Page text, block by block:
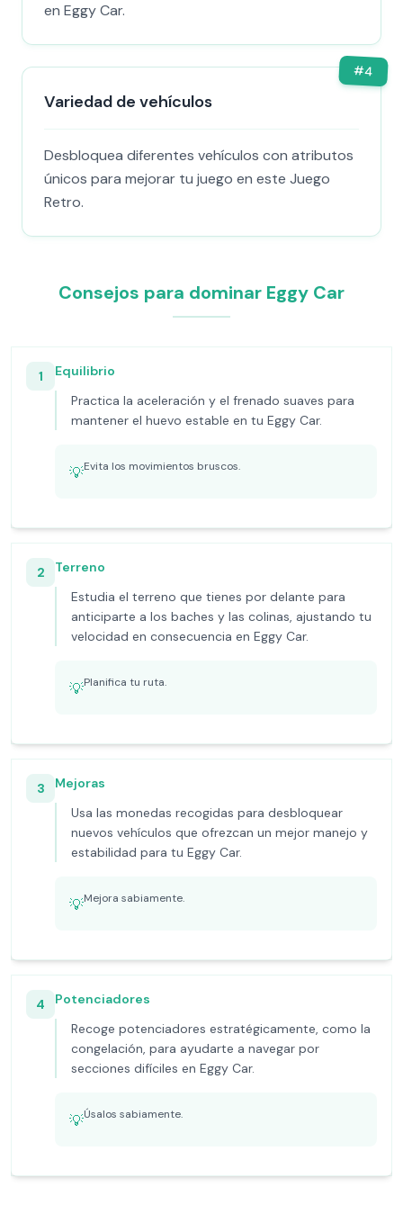
en Eggy Car.
#4
Variedad de vehículos
Desbloquea diferentes vehículos con atributos
únicos para mejorar tu juego en este Juego
Retro.
Consejos para dominar Eggy Car
1
Equilibrio
Practica la aceleración y el frenado suaves para
mantener el huevo estable en tu Eggy Car.
💡Evita los movimientos bruscos.
2
Terreno
Estudia el terreno que tienes por delante para
anticiparte a los baches y las colinas, ajustando tu
velocidad en consecuencia en Eggy Car.
💡Planifica tu ruta.
3
Mejoras
Usa las monedas recogidas para desbloquear
nuevos vehículos que ofrezcan un mejor manejo y
estabilidad para tu Eggy Car.
💡Mejora sabiamente.
4
Potenciadores
Recoge potenciadores estratégicamente, como la
congelación, para ayudarte a navegar por
secciones difíciles en Eggy Car.
💡Úsalos sabiamente.